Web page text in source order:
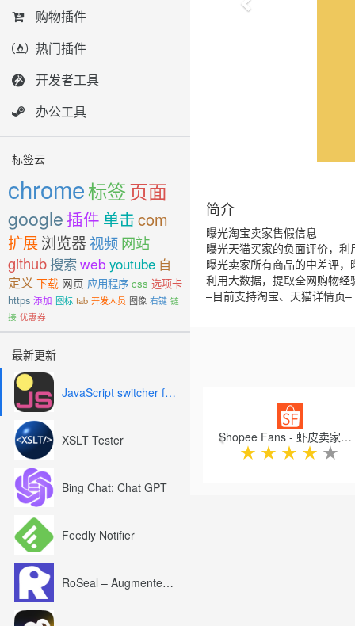
购物插件
热门插件
开发者工具
办公工具
标签云
chrome标签页面
google 插件 单击com
扩展浏览器 视频网站
github搜索web youtube 自
定义 下载 网页 应用程序 css 选项卡
https 添加 图标 tab 开发人员 图像 右键 链
接 优惠券
最新更新
JavaScript switcher for SEO and development
XSLT Tester
Bing Chat: Chat GPT
Feedly Notifier
RoSeal – Augmented Roblox Experience
简介
曝光淘宝卖家售假信息
曝光天猫买家的负面评价，利
曝光卖家所有商品的中差评
利用大数据，提取全网购物
–目前支持淘宝、天猫详情页–
Shopee Fans - 虾皮卖家助手
★ ★ ★ ★ ★